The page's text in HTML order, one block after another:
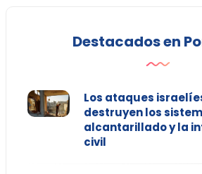
Destacados en
Los ataques
destruyen los
alcantarillado y la
civil